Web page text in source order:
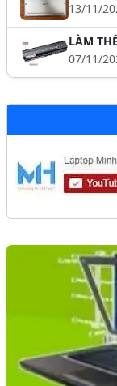
13/11/
LÀM
07/11/